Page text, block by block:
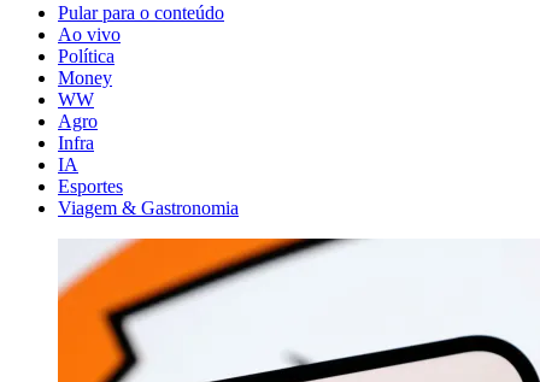
Pular para o conteúdo
Ao vivo
Política
Money
WW
Agro
Infra
IA
Esportes
Viagem & Gastronomia